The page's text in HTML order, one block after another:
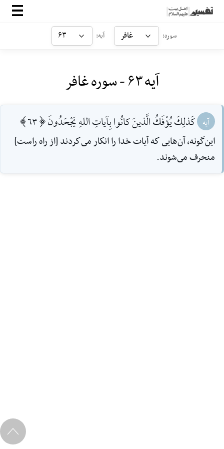
صفحه‌اصلی
سوره: غافر آیه: ۶۳
آیه ۶۳ - سوره غافر
آیه كَذلِكَ يُؤْفَكُ الَّذينَ كانُوا بِآياتِ اللهِ يَجْحَدُونَ [63]
اين‌گونه، آن‌هايى كه آيات خدا را انكار مى‌كردند [از راه راست]
منحرف مى‌شوند.